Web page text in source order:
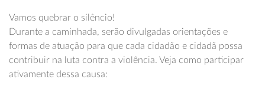
Vamos quebrar o silêncio!
Durante a caminhada, serão divulgadas orientações e
formas de atuação para que cada cidadão e cidadã possa
contribuir na luta contra a violência. Veja como participar
ativamente dessa causa: